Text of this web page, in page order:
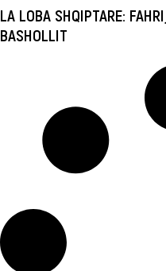
LA LOBA SHQIPTARE:
BASHOLLIT